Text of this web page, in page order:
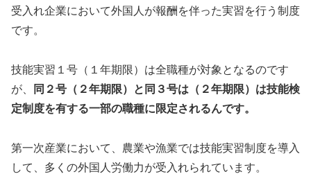
受入れ企業において外国人が報酬を伴った実習を行う制度
です。
技能実習１号（１年期限）は全職種が対象となるのです
が、
同２号（２年期限）と同３号は（２年期限）は技能検
定制度を有する一部の職種に限定されるんです。
第一次産業において、農業や漁業では技能実習制度を導入
して、多くの外国人労働力が受入れられています。